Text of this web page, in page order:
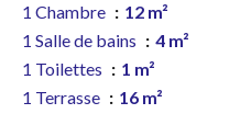
1 Chambre
12 m²
1 Salle de bains
4 m²
1 Toilettes
1 m²
1 Terrasse
16 m²